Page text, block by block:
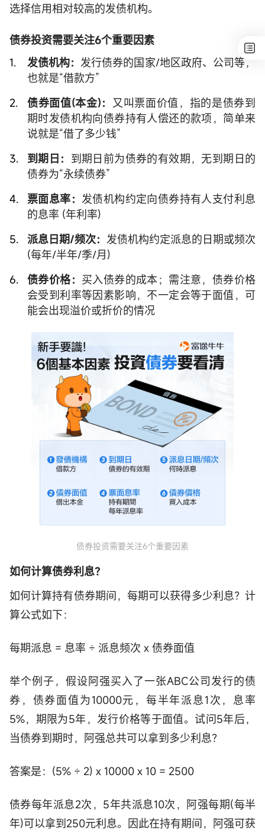
选择信用相对较高的发债机构。
债券投资需要关注6个重要因素
发债机构： 发行债券的国家/地区政府、公司等，
也就是“借款方”
债券面值(本金)： 又叫票面价值，指的是债券到
期时发债机构向债券持有人偿还的款项，简单来
说就是“借了多少钱”
到期日： 到期日前为债券的有效期，无到期日的
债券为“永续债券”
票面息率： 发债机构约定向债券持有人支付利息
的息率 (年利率)
派息日期/频次： 发债机构约定派息的日期或频次
(每年/半年/季/月)
债券价格： 买入债券的成本；需注意，债券价格
会受到利率等因素影响，不一定会等于面值，可
能会出现溢价或折价的情况
债券投资需要关注6个重要因素
如何计算债券利息？
如何计算持有债券期间，每期可以获得多少利息？计
算公式如下：
每期派息 = 息率 ÷ 派息频次 x 债券面值
举个例子，假设阿强买入了一张ABC公司发行的债
券，债券面值为10000元，每半年派息1次，息率
5%，期限为5年，发行价格等于面值。试问5年后，
当债券到期时，阿强总共可以拿到多少利息？
答案是：(5% ÷ 2) x 10000 x 10 = 2500
债券每年派息2次，5年共派息10次，阿强每期(每半
年)可以拿到250元利息。因此在持有期间，阿强可获